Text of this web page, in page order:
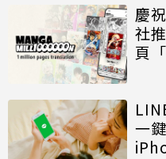
慶
社
頁
一